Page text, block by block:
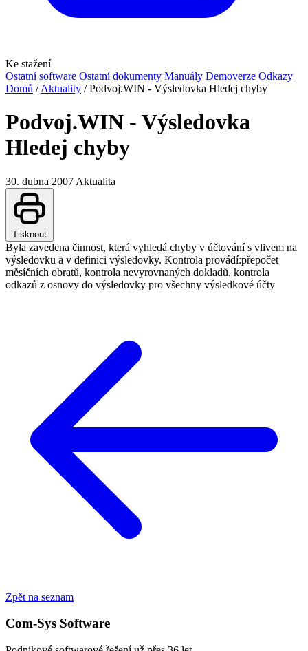
Ke stažení
Ostatní software Ostatní dokumenty Manuály Demoverze Odkazy
Domů / Aktuality / Podvoj.WIN - Výsledovka Hledej chyby
Podvoj.WIN - Výsledovka
Hledej chyby
30. dubna 2007 Aktualita
Tisknout
Byla zavedena činnost, která vyhledá chyby v účtování s vlivem na
výsledovku a v definici výsledovky. Kontrola provádí:přepočet
měsíčních obratů, kontrola nevyrovnaných dokladů, kontrola
odkazů z osnovy do výsledovky pro všechny výsledkové účty
Zpět na seznam
Com-Sys Software